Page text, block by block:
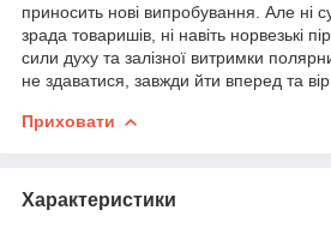
приносить нові випробування. Але ні
зрада товаришів, ні навіть норвезькі
сили духу та залізної витримки
не здаватися, завжди йти вперед та
Приховати
Характеристики